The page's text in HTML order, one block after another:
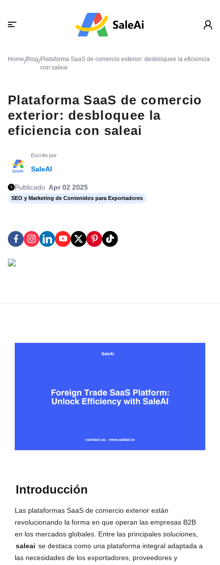
Home/Blog/Plataforma SaaS de comercio exterior: desbloquee la eficiencia
con saleai
Plataforma SaaS de comercio
exterior: desbloquee la
eficiencia con saleai
Escrito por
SaleAI
Publicado Apr 02 2025
SEO y Marketing de Contenidos para Exportadores
Introducción
Las plataformas SaaS de comercio exterior están
revolucionando la forma en que operan las empresas B2B
en los mercados globales. Entre las principales soluciones,
saleai se destaca como una plataforma integral adaptada a
las necesidades de los exportadores, proveedores y